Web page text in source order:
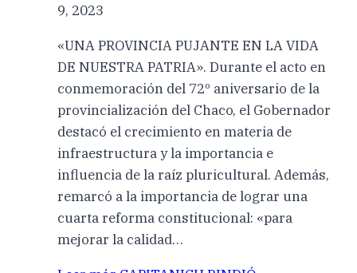
9, 2023
«UNA PROVINCIA PUJANTE EN LA VIDA
DE NUESTRA PATRIA». Durante el acto en
conmemoración del 72º aniversario de la
provincialización del Chaco, el Gobernador
destacó el crecimiento en materia de
infraestructura y la importancia e
influencia de la raíz pluricultural. Además,
remarcó a la importancia de lograr una
cuarta reforma constitucional: «para
mejorar la calidad…